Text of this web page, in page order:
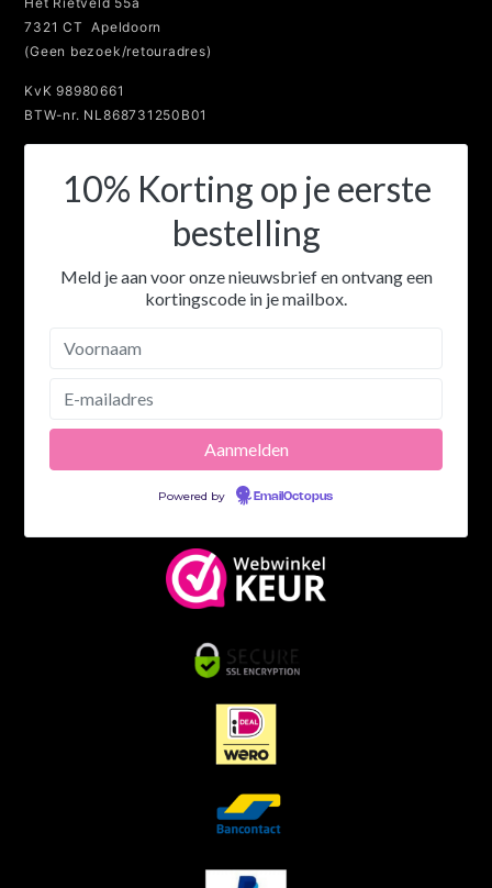
Over Tinberdog
Tinberpets Holding B.V.
7321 CT Apeldoorn
(Geen bezoek/retouradres)
BTW-nr. NL868731250B01
10% Korting op je eerste
bestelling
Meld je aan voor onze nieuwsbrief en ontvang een
Powered by EmailOctopus